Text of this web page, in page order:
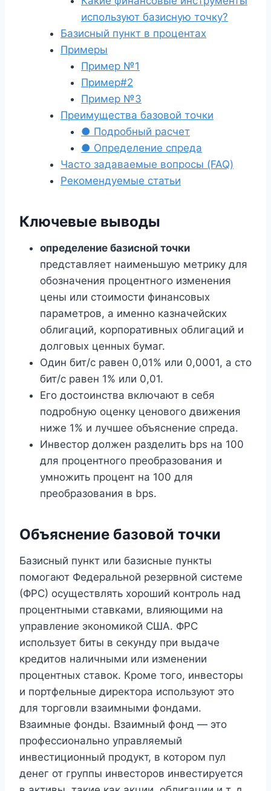
используют базисную точку?
Базисный пункт в процентах
Примеры
Пример №1
Пример#2
Пример №3
Преимущества базовой точки
● Подробный расчет
● Определение спреда
Часто задаваемые вопросы (FAQ)
Рекомендуемые статьи
Ключевые выводы
определение базисной точки
представляет наименьшую метрику для
обозначения процентного изменения
цены или стоимости финансовых
параметров, а именно казначейских
облигаций, корпоративных облигаций и
долговых ценных бумаг.
Один бит/с равен 0,01% или 0,0001, а сто
бит/с равен 1% или 0,01.
Его достоинства включают в себя
подробную оценку ценового движения
ниже 1% и лучшее объяснение спреда.
Инвестор должен разделить bps на 100
для процентного преобразования и
умножить процент на 100 для
преобразования в bps.
Объяснение базовой точки
Базисный пункт или базисные пункты
помогают Федеральной резервной системе
(ФРС) осуществлять хороший контроль над
процентными ставками, влияющими на
управление экономикой США. ФРС
использует биты в секунду при выдаче
кредитов наличными или изменении
процентных ставок. Кроме того, инвесторы
и портфельные директора используют это
для торговли взаимными фондами.
Взаимные фонды. Взаимный фонд — это
профессионально управляемый
инвестиционный продукт, в котором пул
денег от группы инвесторов инвестируется